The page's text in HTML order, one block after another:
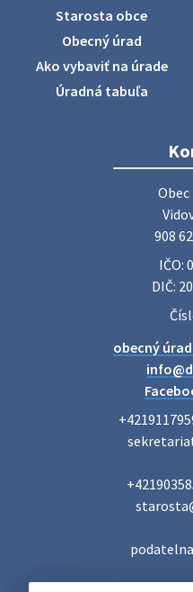
Obecný úrad oznamuje
sa v našej obci uskutoční
úradu budú od 8.00 hod.
železný odpad …
27. júla 2026 06:31
Zájazd do Veľkého
Základná organizácia Únie
srdečne pozýva svoje
priateľov na jednodňový
Poradne komplexnej
diskrétne komplexné
odborníkov Vám pomôžte
oblastiach: právo rodina a
Voľby do orgánov
miestnosti je na adrese:
22. júla 2026 07:23
Starosta obce
Obecný úrad
Ako vybaviť na úrade
Úradná tabuľa
Obec
908
IČO:
DIČ:
obecný úrad